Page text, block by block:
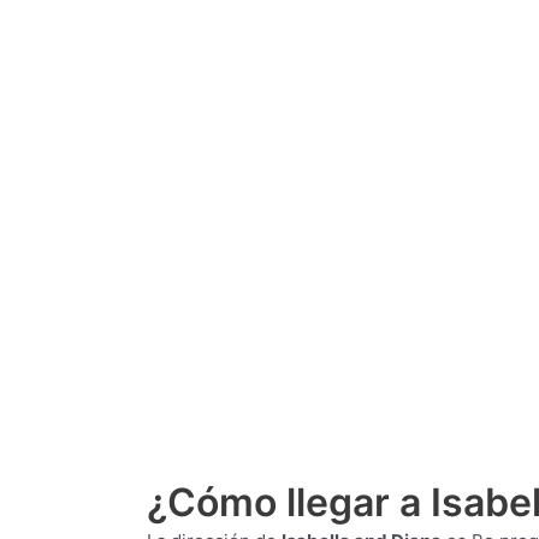
¿Cómo llegar a